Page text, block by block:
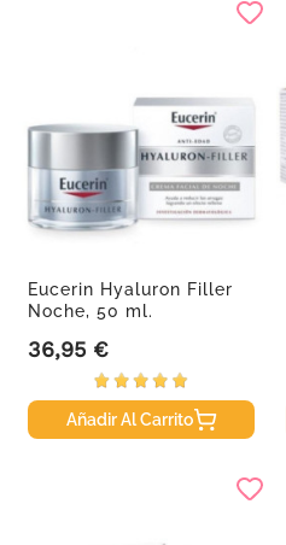
Eucerin Hyaluron Filler
Noche, 50 ml.
Precio
36,95 €
Añadir Al Carrito